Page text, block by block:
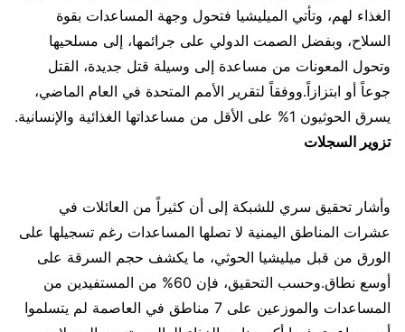
الغذاء لهم، وتأتي الميليشيا فتحول وجهة المساعدات بقوة
السلاح، وبفضل الصمت الدولي على جرائمها، إلى مسلحيها
وتحول المعونات من مساعدة إلى وسيلة قتل جديدة، القتل
جوعاً أو ابتزازاً.ووفقاً لتقرير الأمم المتحدة في العام الماضي،
يسرق الحوثيون 1% على الأقل من مساعداتها الغذائية والإنسانية.
تزوير السجلات
وأشار تحقيق سري للشبكة إلى أن كثيراً من العائلات في
عشرات المناطق اليمنية لا تصلها المساعدات رغم تسجيلها على
الورق من قبل ميليشيا الحوثي، ما يكشف حجم السرقة على
أوسع نطاق.وحسب التحقيق، فإن 60% من المستفيدين من
المساعدات والموزعين على 7 مناطق في العاصمة لم يتسلموا